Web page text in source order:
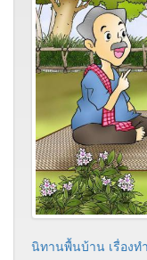
นิทานพื้นบ้าน เรื่องท